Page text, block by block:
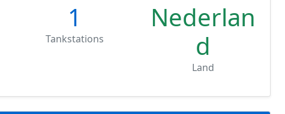
1
Tankstations
Nederlan
d
Land